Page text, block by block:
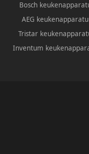
Bosch
AEG
Tristar
Inventum